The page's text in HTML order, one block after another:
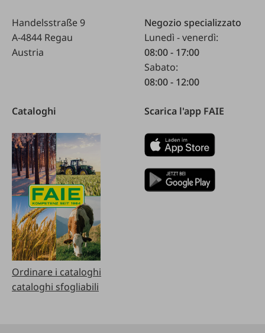
Handelsstraße 9
A-4844 Regau
Austria
Negozio specializzato
Lunedì - venerdì:
08:00 - 17:00
Sabato:
08:00 - 12:00
Cataloghi
Ordinare i cataloghi
cataloghi sfogliabili
Scarica l'app FAIE